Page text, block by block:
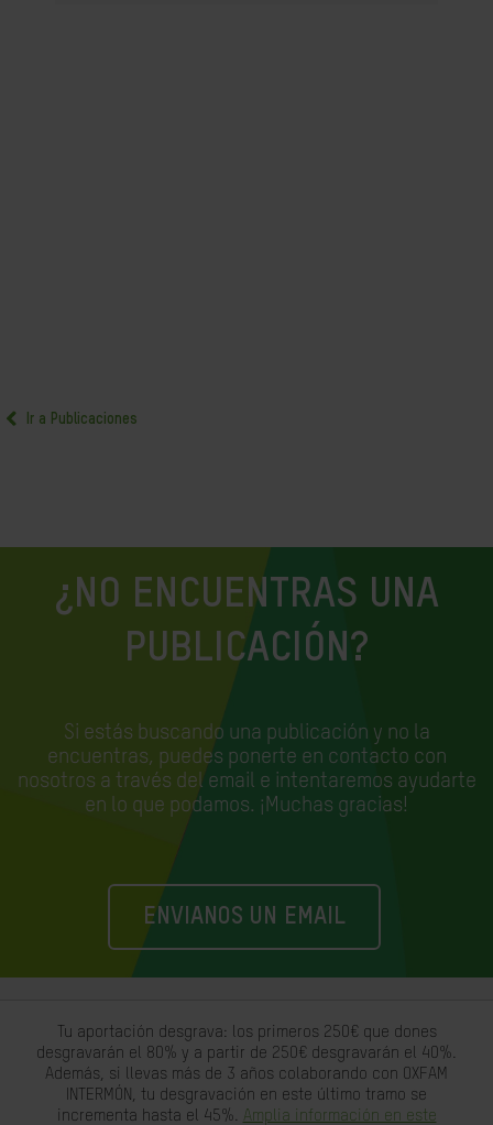
Ir a Publicaciones
¿NO ENCUENTRAS UNA
PUBLICACIÓN?
Si estás buscando una publicación y no la
encuentras, puedes ponerte en contacto con
nosotros a través del email e intentaremos ayudarte
en lo que podamos. ¡Muchas gracias!
ENVIANOS UN EMAIL
Tu aportación desgrava: los primeros 250€ que dones
desgravarán el 80% y a partir de 250€ desgravarán el 40%.
Además, si llevas más de 3 años colaborando con OXFAM
INTERMÓN, tu desgravación en este último tramo se
incrementa hasta el 45%. Amplia información en este